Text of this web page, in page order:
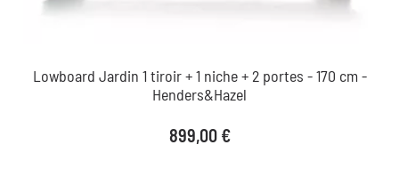
Lowboard Jardin 1 tiroir + 1 niche + 2 portes - 170 cm -
Henders&Hazel
Prix
899,00 €